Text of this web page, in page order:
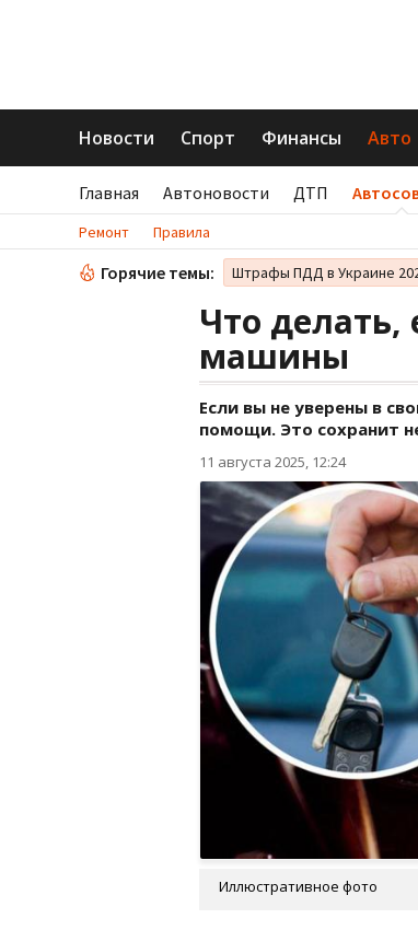
Новости Спорт Финансы Авто
Главная Автоновости ДТП
Ремонт Правила
Горячие темы: Штрафы ПДД в Украине
Что делать,
машины
Если вы не уверены в
помощи. Это сохранит
11 августа 2025, 12:24
Иллюстративное фото